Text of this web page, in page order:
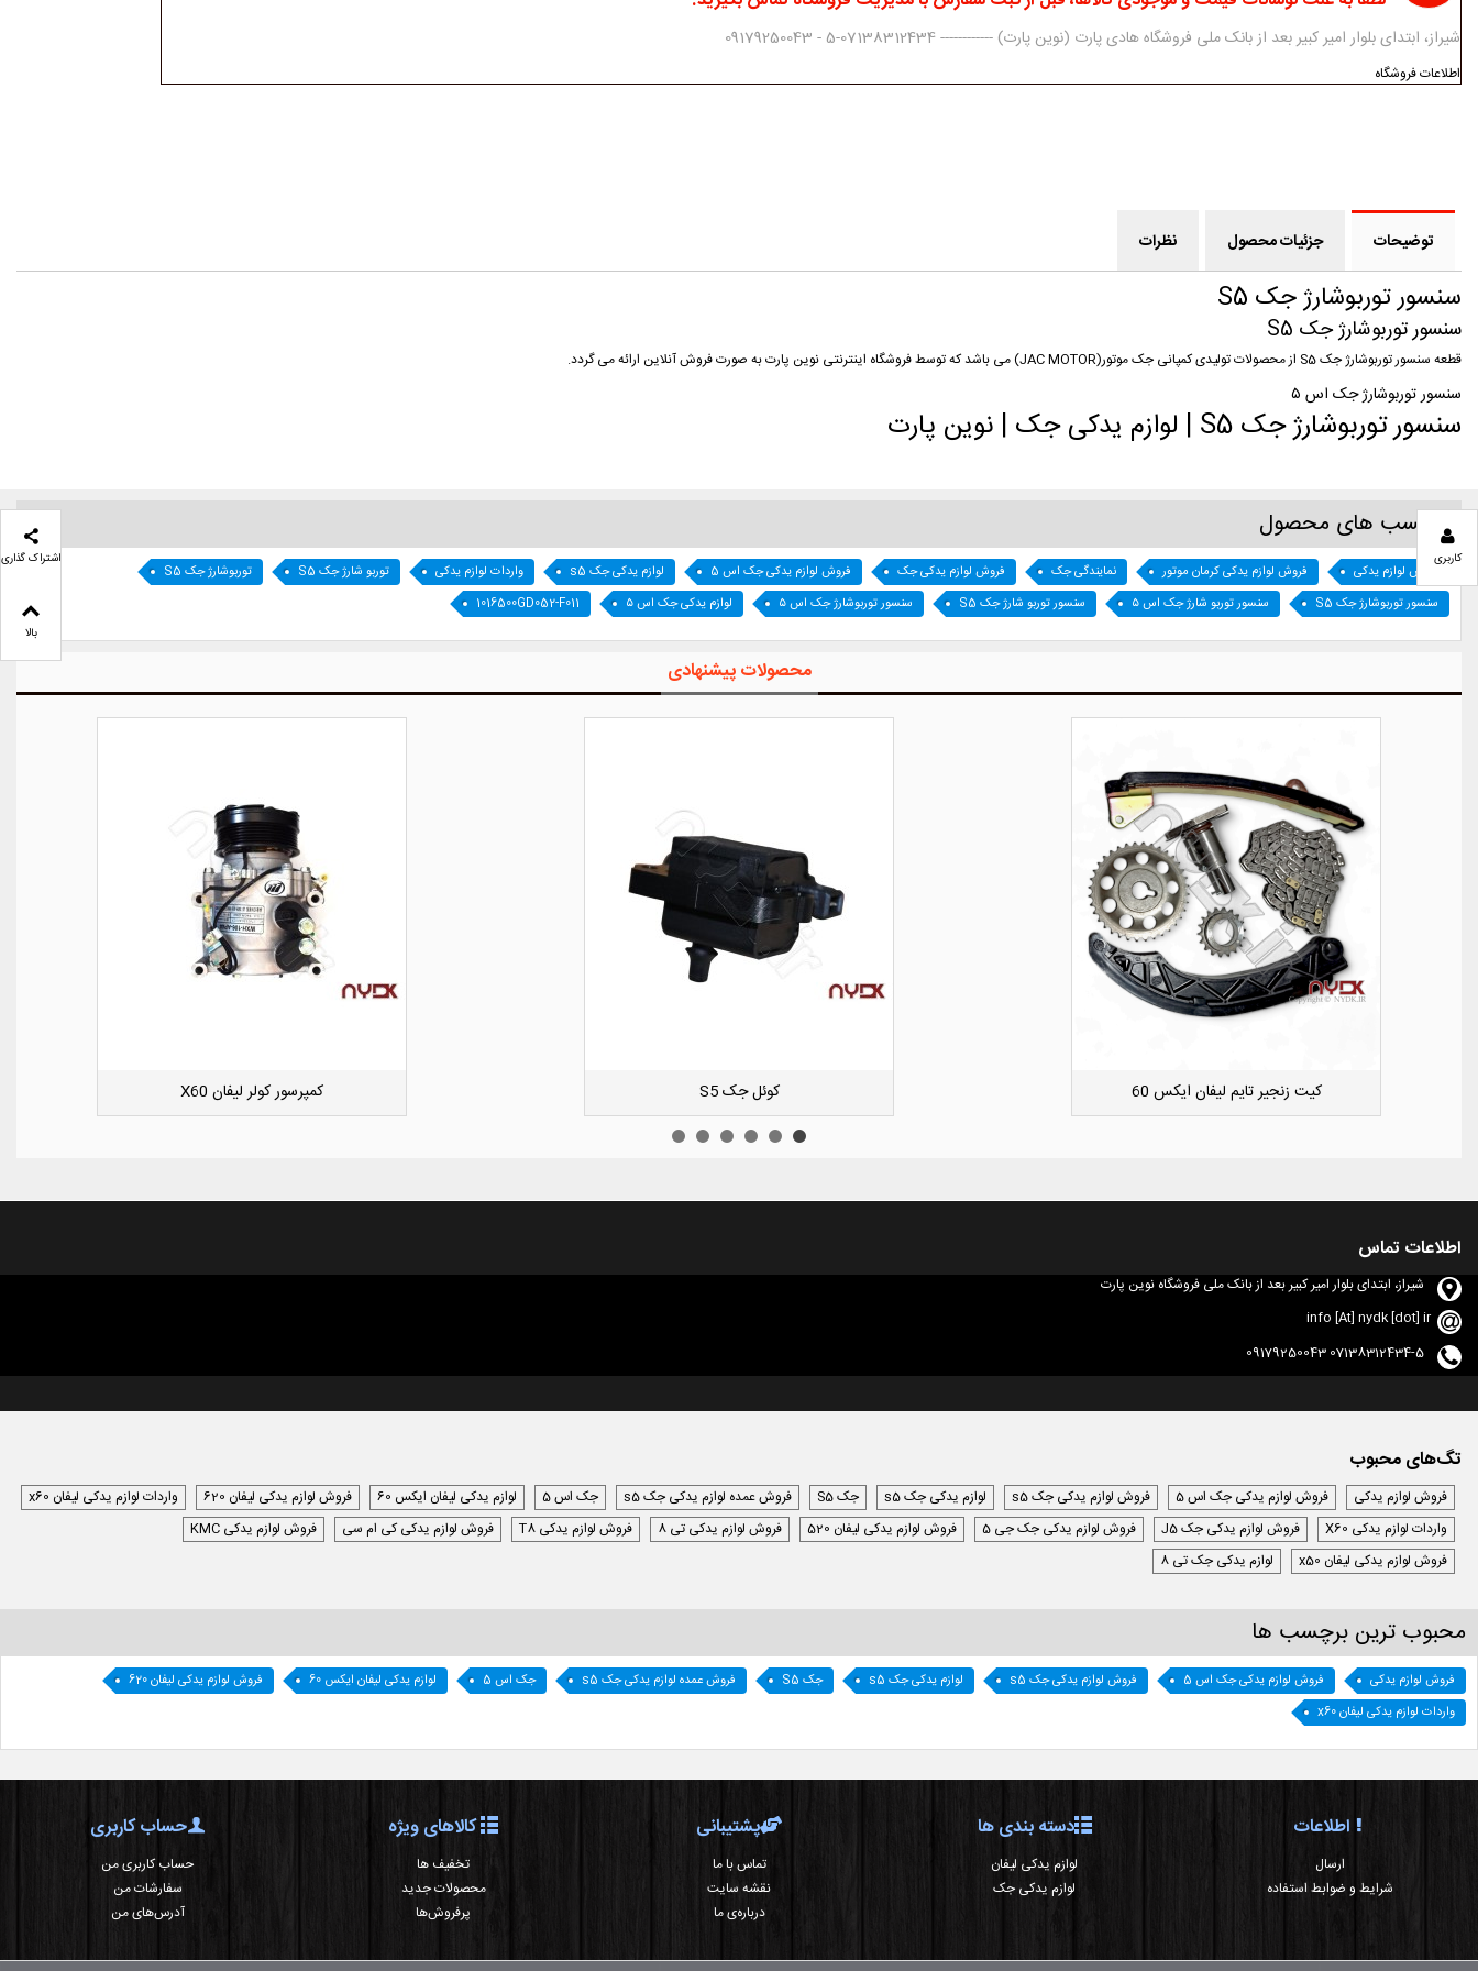
شیراز، ابتدای بلوار امیر کبیر بعد از بانک ملی فروشگاه هادی پارت (نوین پارت) ------------ 07138312434-5 - 09179250043
اطلاعات فروشگاه
توضیحات جزئیات محصول نظرات
سنسور توربوشارژ جک S5
سنسور توربوشارژ جک S5
قطعه سنسور توربوشارژ جک S5 از محصولات تولیدی کمپانی جک موتور(JAC MOTOR) می باشد که توسط فروشگاه اینترنتی نوین پارت به صورت فروش آنلاین ارائه می گردد.
سنسور توربوشارژ جک اس ۵
سنسور توربوشارژ جک S5 | لوازم یدکی جک | نوین پارت
برچسب های محصول
فروش لوازم یدکی فروش لوازم یدکی کرمان موتور نمایندگی جک فروش لوازم یدکی جک فروش لوازم یدکی جک اس 5 لوازم یدکی جک s5 واردات لوازم یدکی توربو شارژ جک S5
توربوشارژ جک S5
سنسور توربوشارژ جک S5
سنسور توربو شارژ جک اس ۵ سنسور توربو شارژ جک S5 سنسور توربوشارژ جک اس ۵ لوازم یدکی جک اس ۵ 1016500GD052-F011
محصولات پیشنهادی
دوست داشتن
کشویی کوچک سپر عقب راست لیفان ایکس 50 کیت زنجیر تایم لیفان ایکس 60 دوست داشتن
اطلاعات تماس
شیراز، ابتدای بلوار امیر کبیر بعد از بانک ملی فروشگاه نوین پارت
info [At] nydk [dot] ir
07138312434-5 09179250043
تگ‌های محبوب
فروش لوازم یدکی فروش لوازم یدکی جک اس 5 فروش لوازم یدکی جک s5 لوازم یدکی جک s5 جک S5 فروش عمده لوازم یدکی جک s5 جک اس 5 لوازم یدکی لیفان ایکس 60 فروش لوازم یدکی لیفان 620
واردات لوازم یدکی لیفان x60
واردات لوازم یدکی X60
فروش لوازم یدکی جک J5 فروش لوازم یدکی جک جی 5 فروش لوازم یدکی لیفان 520 فروش لوازم یدکی تی 8 فروش لوازم یدکی T8 فروش لوازم یدکی کی ام سی
فروش لوازم یدکی KMC
فروش لوازم یدکی لیفان x50
لوازم یدکی جک تی 8
محبوب ترین برچسب ها
فروش لوازم یدکی فروش لوازم یدکی جک اس 5 فروش لوازم یدکی جک s5 لوازم یدکی جک s5 جک S5 فروش عمده لوازم یدکی جک s5 جک اس 5 لوازم یدکی لیفان ایکس 60
فروش لوازم یدکی لیفان 620
واردات لوازم یدکی لیفان x60
اطلاعات
ارسال
شرایط و ضوابط استفاده
دسته بندی ها
لوازم یدکی لیفان
لوازم یدکی جک
پشتیبانی
تماس با ما
نقشه سایت
درباره‌ی ما
کالاهای ویژه
تخفیف ها
محصولات جدید
پرفروش‌ها
حساب کاربری
حساب کاربری من
سفارشات من
آدرس‌های من
کاربری اشتراک گذاری
بالا